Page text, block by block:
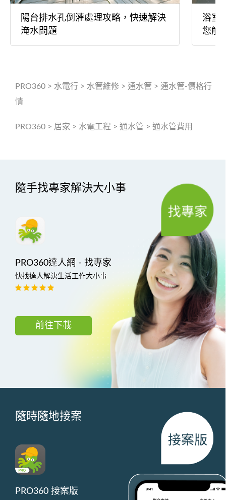
陽台排水孔倒灌處理攻略，快速解決
淹水問題
浴室
您解
PRO360 > 水電行 > 水管維修 > 通水管 > 通水管-價格行
情
PRO360 > 居家 > 水電工程 > 通水管 > 通水管費用
隨手找專家解決大小事
PRO360達人網 - 找專家
快找達人解決生活工作大小事
前往下載
隨時隨地接案
PRO360 接案版